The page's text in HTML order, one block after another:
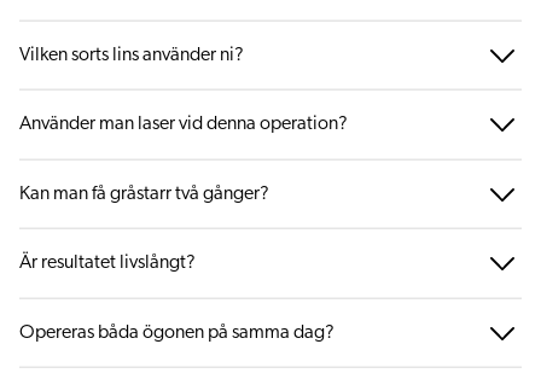
Vilken sorts lins använder ni?
Använder man laser vid denna operation?
Kan man få gråstarr två gånger?
Är resultatet livslångt?
Opereras båda ögonen på samma dag?